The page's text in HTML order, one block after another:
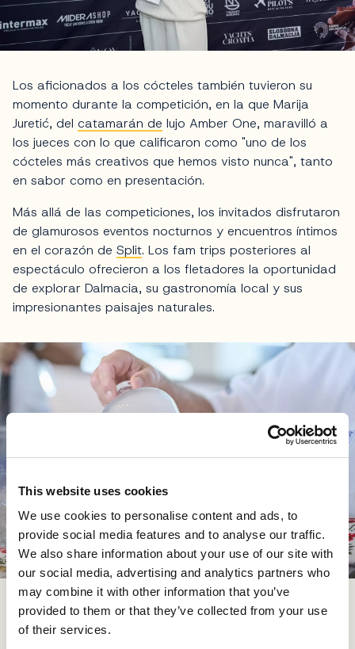
This website uses cookies
We use cookies to personalise content and ads, to
provide social media features and to analyse our traffic.
We also share information about your use of our site with
our social media, advertising and analytics partners who
may combine it with other information that you’ve
provided to them or that they’ve collected from your use
of their services.
Los aficionados a los cócteles también tuvieron su
momento durante la competición, en la que Marija
Juretić, del catamarán de lujo Amber One, maravilló a
los jueces con lo que calificaron como "uno de los
cócteles más creativos que hemos visto nunca", tanto
en sabor como en presentación.
Más allá de las competiciones, los invitados disfrutaron
de glamurosos eventos nocturnos y encuentros íntimos
en el corazón de Split. Los fam trips posteriores al
espectáculo ofrecieron a los fletadores la oportunidad
de explorar Dalmacia, su gastronomía local y sus
impresionantes paisajes naturales.
El Presidente de CRO.Y.A., Stipe Petričević, hizo hincapié
en la ambición de establecer CROYA como una